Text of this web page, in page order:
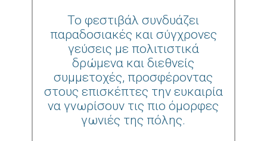
Το φεστιβάλ συνδυάζει
παραδοσιακές και σύγχρονες
γεύσεις με πολιτιστικά
δρώμενα και διεθνείς
συμμετοχές, προσφέροντας
στους επισκέπτες την ευκαιρία
να γνωρίσουν τις πιο όμορφες
γωνιές της πόλης.